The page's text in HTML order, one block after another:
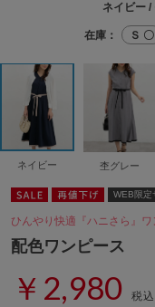
ネイビー
在庫： Ｓ 〇
ネイビー 杢グレー
WEB限定
ひんやり快適『ハニさら』ワ
配色ワンピース
￥2,980 税込